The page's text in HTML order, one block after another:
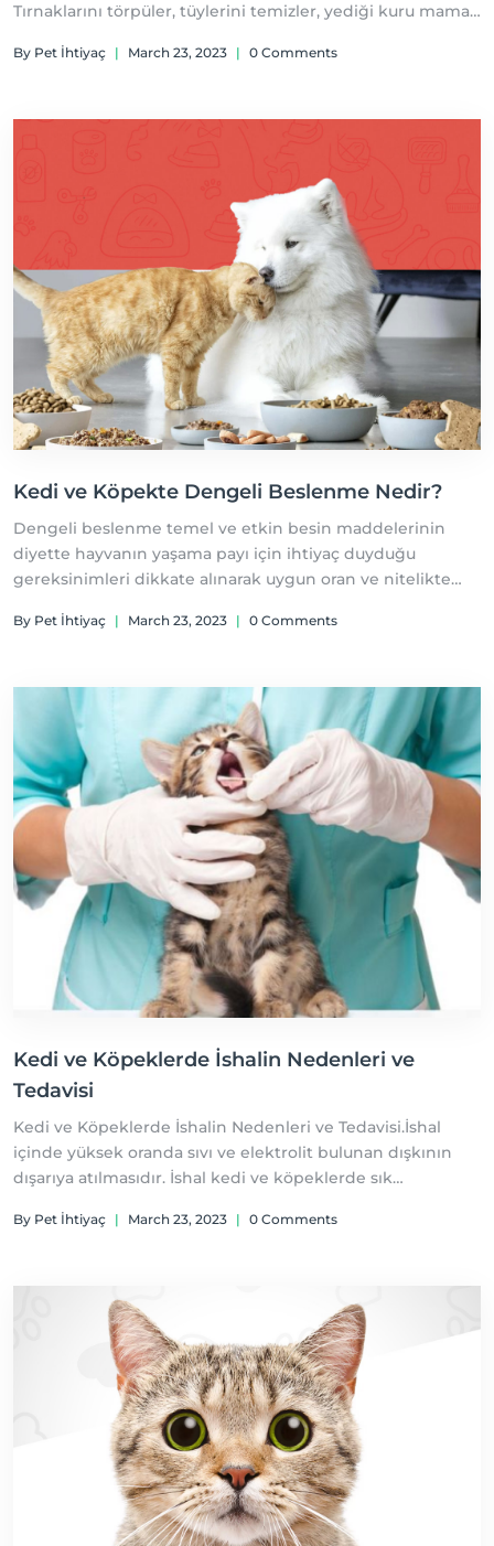
Tırnaklarını törpüler, tüylerini temizler, yediği kuru mama
kendi kendine karşılayamazlar bunun başında da kulak
By Pet İhtiyaç | March 23, 2023 | 0 Comments
Kedi ve Köpekte Dengeli Beslenme Nedir?
Dengeli beslenme temel ve etkin besin maddelerinin
diyette hayvanın yaşama payı için ihtiyaç duyduğu
gereksinimleri dikkate alınarak uygun oran ve nitelikte
By Pet İhtiyaç | March 23, 2023 | 0 Comments
Kedi ve Köpeklerde İshalin Nedenleri ve
Tedavisi
Kedi ve Köpeklerde İshalin Nedenleri ve Tedavisi.İshal
içinde yüksek oranda sıvı ve elektrolit bulunan dışkının
dışarıya atılmasıdır. İshal kedi ve köpeklerde sık
sonuçlar doğurabilen sorunların başında gelir.
By Pet İhtiyaç | March 23, 2023 | 0 Comments